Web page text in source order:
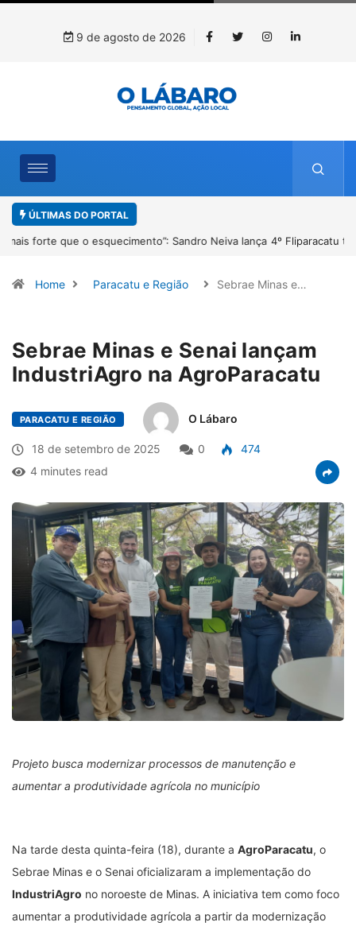
9 de agosto de 2026
ÚLTIMAS DO PORTAL
4º Fliparacatu tem inscrições abertas para o Prêmio de Redação e
Home Paracatu e Região Sebrae Minas e…
Sebrae Minas e Senai lançam
IndustriAgro na AgroParacatu
PARACATU E REGIÃO O Lábaro
18 de setembro de 2025 0
474
4 minutes read
Projeto busca modernizar processos de manutenção e
aumentar a produtividade agrícola no município
Na tarde desta quinta-feira (18), durante a AgroParacatu, o
Sebrae Minas e o Senai oficializaram a implementação do
IndustriAgro no noroeste de Minas. A iniciativa tem como foco
aumentar a produtividade agrícola a partir da modernização